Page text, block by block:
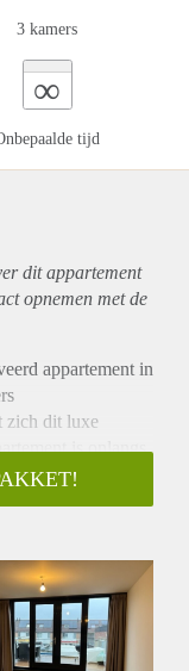
3 kamers
∞
tijd
ditappartement
opnemen met de
appartement in
zich dit luxe
is onlangs
en
de smaakvolle
rand van het
centrum van
toplocatie waar
winkels,